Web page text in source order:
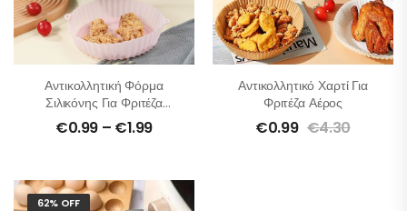
Αντικολλητική Φόρμα
Σιλικόνης Για Φριτέζα
Αέρος
€0.99 – €1.99
Αντικολλητικό Χαρτί Για
Φριτέζα Αέρος
€0.99 €4.30
62% OFF